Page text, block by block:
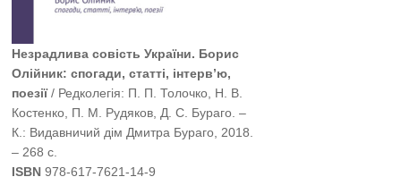
Незрадлива совість України. Борис
Олійник: спогади, статті, інтерв’ю,
поезії/ Редколегія: П. П. Толочко, Н. В.
Костенко, П. М. Рудяков, Д. С. Бураго. –
К.: Видавничий дім Дмитра Бураго, 2018.
– 268 с.
ISBN 978-617-7621-14-9